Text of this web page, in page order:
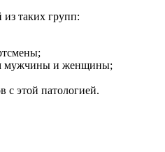
таких групп:
мужчины и женщины;
с этой патологией.